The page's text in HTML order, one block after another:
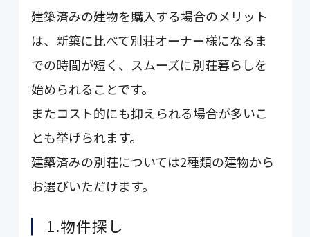
建築済みの建物を購入する場合のメリット
は、新築に比べて別荘オーナー様になるま
での時間が短く、スムーズに別荘暮らしを
始められることです。
またコスト的にも抑えられる場合が多いこ
とも挙げられます。
建築済みの別荘については2種類の建物から
お選びいただけます。
1.物件探し